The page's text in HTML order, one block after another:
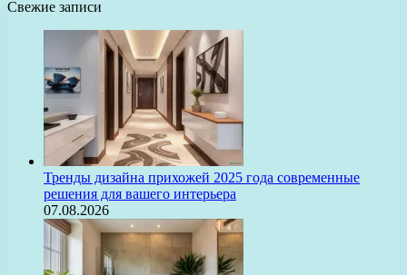
Свежие записи
Тренды дизайна прихожей 2025 года современные
решения для вашего интерьера
07.08.2026